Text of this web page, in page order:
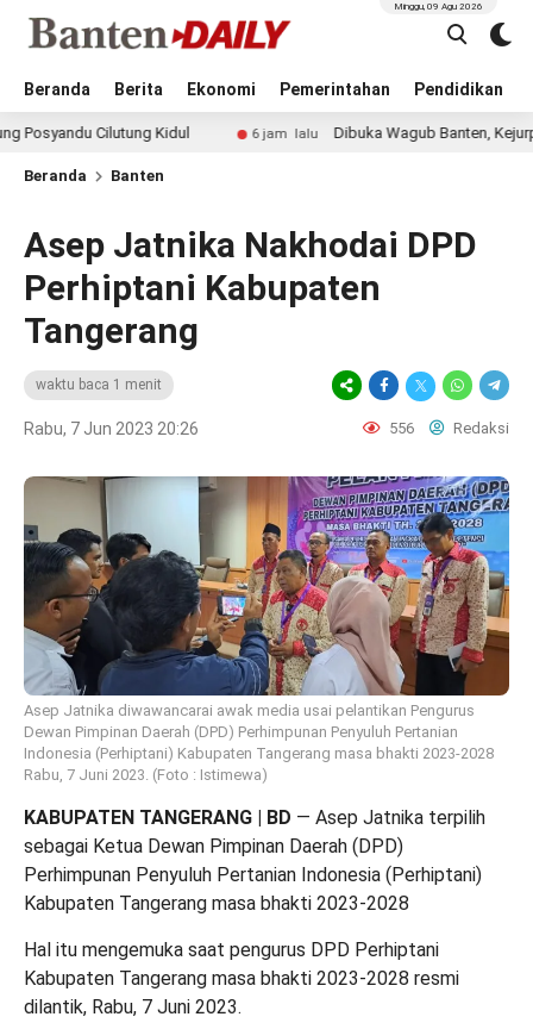
Beranda Berita Ekonomi Pemerintahan Pendidikan
Minggu, 09 Agu 2026
Cilutung Kidul 6 jam lalu Dibuka Wagub Banten, Kejurprov
Beranda Banten
Asep Jatnika Nakhodai DPD
Perhiptani Kabupaten
Tangerang
waktu baca 1 menit
Rabu, 7 Jun 2023 20:26 556 Redaksi
Asep Jatnika diwawancarai awak media usai pelantikan Pengurus
Dewan Pimpinan Daerah (DPD) Perhimpunan Penyuluh Pertanian
Indonesia (Perhiptani) Kabupaten Tangerang masa bhakti 2023-2028
Rabu, 7 Juni 2023. (Foto : Istimewa)
KABUPATEN TANGERANG | BD — Asep Jatnika terpilih
sebagai Ketua Dewan Pimpinan Daerah (DPD)
Perhimpunan Penyuluh Pertanian Indonesia (Perhiptani)
Kabupaten Tangerang masa bhakti 2023-2028
Hal itu mengemuka saat pengurus DPD Perhiptani
Kabupaten Tangerang masa bhakti 2023-2028 resmi
dilantik, Rabu, 7 Juni 2023.